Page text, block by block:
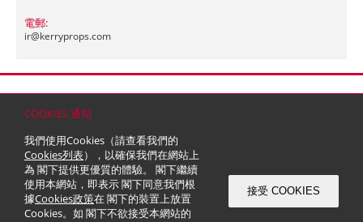
COOKIES 通知
我們使用Cookies（請查看我們的
Cookies列表），以確保我們在網站上
為 閣下提供更優質的體驗。 閣下繼續
使用本網站，即表示 閣下同意我們根
據Cookies政策在 閣下的裝置上放置
Cookies。如 閣下不欲接受本網站的
接受 COOKIES
電郵:
ir@kerryprops.com
© 2026 嘉里建設有限公司 (於百慕達註冊成立之有限公司)